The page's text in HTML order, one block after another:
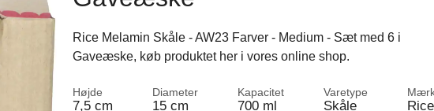
Rice Melamin Skåle - AW23 Farver - Medium - Sæt med 6 i
Gaveæske, køb produktet her i vores online shop.
Højde
7,5 cm
Diameter
15 cm
Kapacitet
700 ml
Varetype
Skåle Rice